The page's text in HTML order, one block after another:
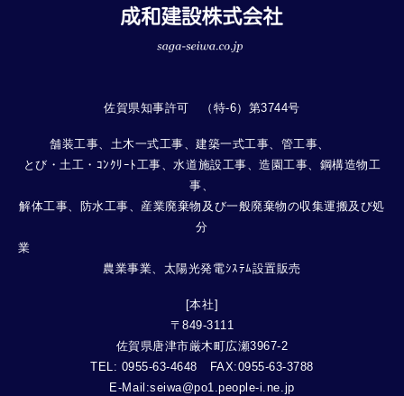
佐賀県知事許可 （特-6）第3744号
舗装工事、土木一式工事、建築一式工事、管工事、
とび・土工・ｺﾝｸﾘｰﾄ工事、水道施設工事、造園工事、鋼構造物工
事、
解体工事、防水工事、産業廃棄物及び一般廃棄物の収集運搬及び処
分
農業事業、太陽光発電ｼｽﾃﾑ設置販売
[本社]
〒849-3111
佐賀県唐津市厳木町広瀬3967-2
TEL: 0955-63-4648 FAX:0955-63-3788
E-Mail:seiwa@po1.people-i.ne.jp